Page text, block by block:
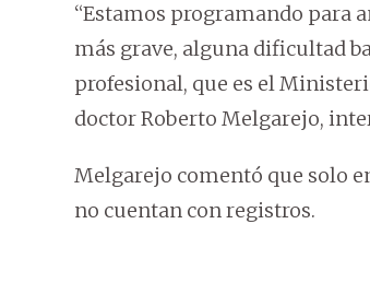
“Estamos programando para
más grave, alguna dificultad
profesional, que es el
doctor Roberto Melgarejo,
Melgarejo comentó que solo
no cuentan con registros.